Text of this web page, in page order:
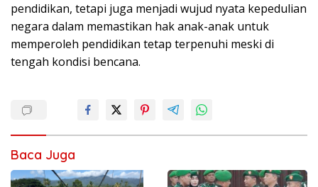
pendidikan, tetapi juga menjadi wujud nyata kepedulian
negara dalam memastikan hak anak-anak untuk
memperoleh pendidikan tetap terpenuhi meski di
tengah kondisi bencana.
Baca Juga